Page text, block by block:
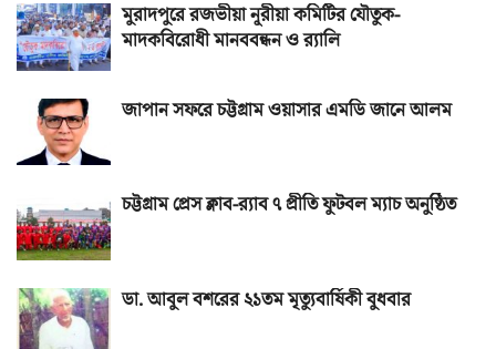
মুরাদপুরে রজভীয়া নূরীয়া কমিটির যৌতুক-
মাদকবিরোধী মানববন্ধন ও র‌্যালি
জাপান সফরে চট্টগ্রাম ওয়াসার এমডি জানে আলম
চট্টগ্রাম প্রেস ক্লাব-র‌্যাব ৭ প্রীতি ফুটবল ম্যাচ অনুষ্ঠিত
ডা. আবুল বশরের ২১তম মৃত্যুবার্ষিকী বুধবার